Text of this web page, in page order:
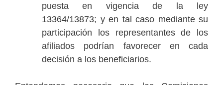
puesta en vigencia de la ley
13364/13873; y en tal caso mediante su
participación los representantes de los
afiliados podrían favorecer en cada
decisión a los beneficiarios.